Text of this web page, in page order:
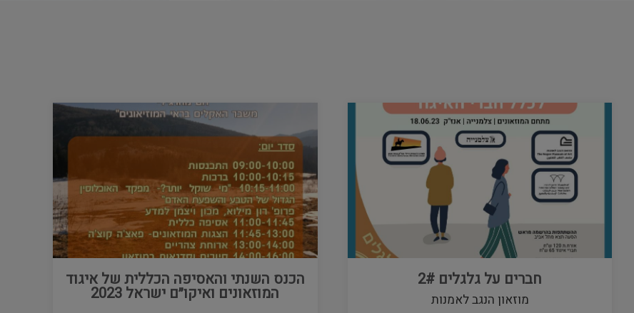
חברים על גלגלים 2#
מוזאון הנגב לאמנות
הכנס השנתי והאסיפה הכללית של איגוד
המוזאונים ואיקו״ם ישראל 2023